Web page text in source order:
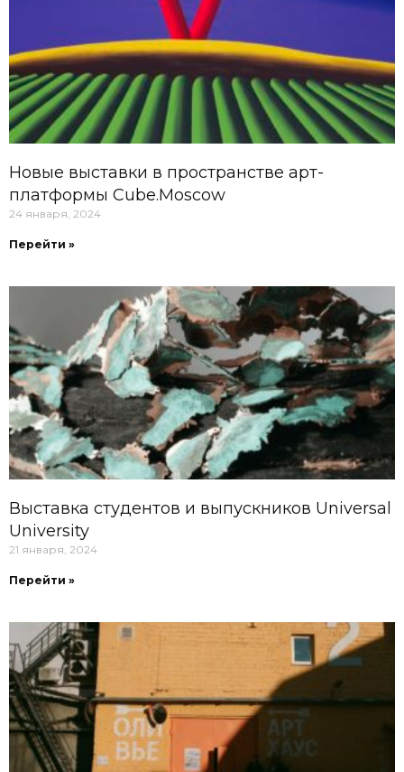
Новые выставки в пространстве арт-
платформы Cube.Moscow
24 января, 2024
Перейти »
Выставка студентов и выпускников Universal
University
21 января, 2024
Перейти »